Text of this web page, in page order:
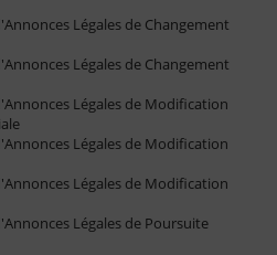
Légales de Changement
Légales de Changement
Légales de Modification
Légales de Modification
Légales de Modification
Légales de Poursuite